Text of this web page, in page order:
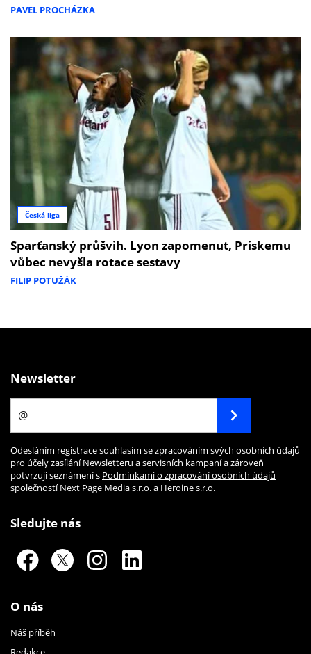
PAVEL PROCHÁZKA
Česká liga
Sparťanský průšvih. Lyon zapomenut, Priskemu
vůbec nevyšla rotace sestavy
FILIP POTUŽÁK
Newsletter
Odesláním registrace souhlasím se zpracováním svých osobních údajů
pro účely zasílání Newsletteru a servisních kampaní a zároveň
potvrzuji seznámení s Podmínkami o zpracování osobních údajů
společností Next Page Media s.r.o. a Heroine s.r.o.
Sledujte nás
O nás
Náš příběh